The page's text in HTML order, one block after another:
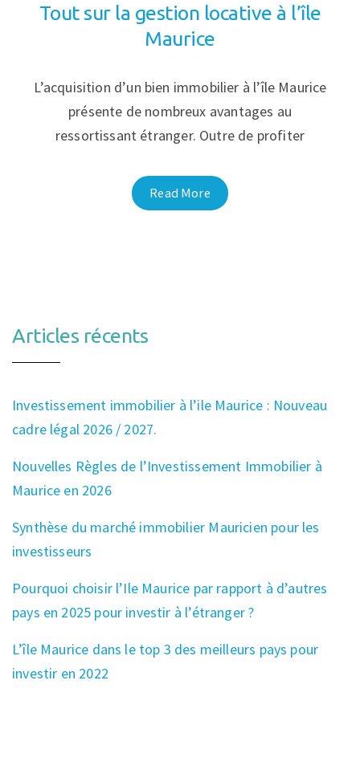
Tout sur la gestion locative à l’île
Maurice
L’acquisition d’un bien immobilier à l’île Maurice
présente de nombreux avantages au
ressortissant étranger. Outre de profiter
Read More
Articles récents
Investissement immobilier à l’ile Maurice : Nouveau
cadre légal 2026 / 2027.
Nouvelles Règles de l’Investissement Immobilier à
Maurice en 2026
Synthèse du marché immobilier Mauricien pour les
investisseurs
Pourquoi choisir l’Ile Maurice par rapport à d’autres
pays en 2025 pour investir à l’étranger ?
L’île Maurice dans le top 3 des meilleurs pays pour
investir en 2022